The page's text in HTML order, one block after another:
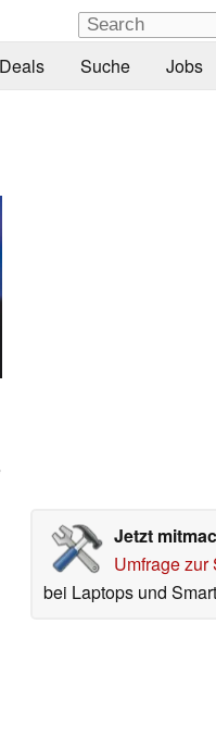
Deals Suche Jobs
Jetzt
Umfrage
bei Laptops und